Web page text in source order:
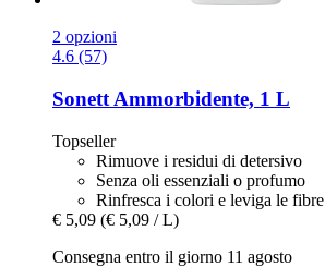
2 opzioni
4.6 (57)
Sonett Ammorbidente, 1 L
Topseller
Rimuove i residui di detersivo
Senza oli essenziali o profumo
Rinfresca i colori e leviga le fibre
€ 5,09 (€ 5,09 / L)
Consegna entro il giorno 11 agosto